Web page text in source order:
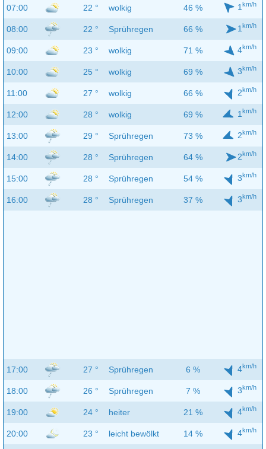
07:00 22 ° wolkig 46 % 1 km/h
08:00 22 ° Sprühregen 66 % 1 km/h
09:00 23 ° wolkig 71 % 4km/h
10:00 25 ° wolkig 69 % 3km/h
11:00 27 ° wolkig 66 % 2km/h
12:00 28 ° wolkig 69 % 1 km/h
13:00 29 ° Sprühregen 73 % 2km/h
14:00 28 ° Sprühregen 64 % 2km/h
15:00 28 ° Sprühregen 54 % 3km/h
16:00 28 ° Sprühregen 37 % 3km/h
17:00 27 ° Sprühregen 6 % 4km/h
18:00 26 ° Sprühregen 7 % 3km/h
19:00 24 ° heiter 21 % 4km/h
20:00 23 ° leicht bewölkt 14 % 4km/h